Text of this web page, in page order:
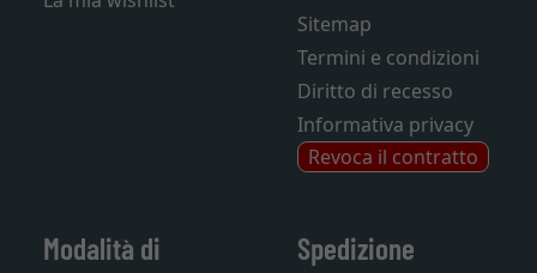
Sitemap
Termini e condizioni
Diritto di recesso
Informativa privacy
Revoca il contratto
Modalità di
Spedizione